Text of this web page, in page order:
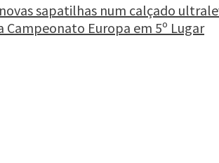
sapatilhas num calçado
Campeonato Europa em 5º Lugar